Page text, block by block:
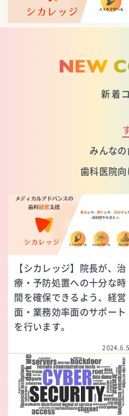
NEW
新着
みんなの
歯科医院
【シカレッジ】院長が、治
療・予防処置への十分な時
間を確保できるよう、経営
面・業務効率面のサポート
を行います。
2024.6.5